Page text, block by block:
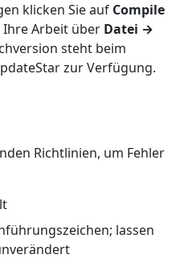
klicken Sie auf Compile
Arbeit über Datei →
steht beim
zur Verfügung.
Richtlinien, um Fehler
lassen